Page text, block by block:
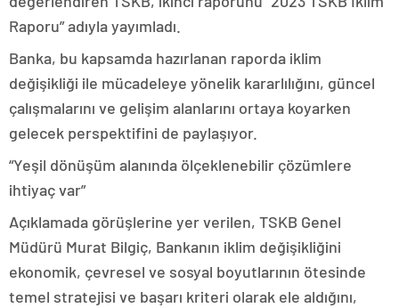
Raporu” adıyla yayımladı.
Banka, bu kapsamda hazırlanan raporda iklim
değişikliği ile mücadeleye yönelik kararlılığını, güncel
çalışmalarını ve gelişim alanlarını ortaya koyarken
gelecek perspektifini de paylaşıyor.
“Yeşil dönüşüm alanında ölçeklenebilir çözümlere
ihtiyaç var”
Açıklamada görüşlerine yer verilen, TSKB Genel
Müdürü Murat Bilgiç, Bankanın iklim değişikliğini
ekonomik, çevresel ve sosyal boyutlarının ötesinde
temel stratejisi ve başarı kriteri olarak ele aldığını,